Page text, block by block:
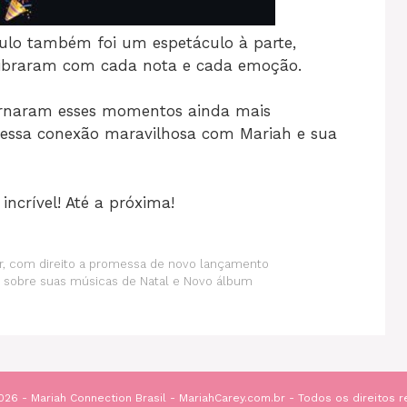
também foi um espetáculo à parte,
com cada nota e cada emoção.
esses momentos ainda mais
conexão maravilhosa com Mariah e sua
Até a próxima!
com direito a promessa de novo lançamento
suas músicas de Natal e Novo álbum
- Mariah Connection Brasil - MariahCarey.com.br - Todos os direitos